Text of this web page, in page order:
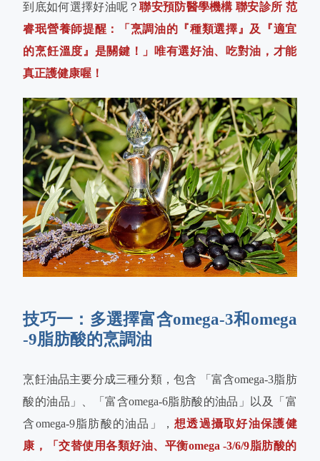
到底如何選擇好油呢？聯安預防醫學機構 聯安診所 范
睿珉營養師提醒：「烹調油的『種類選擇』及『適宜
的烹飪溫度』是關鍵！」唯有選好油、吃對油，才能
真正護健康喔！
技巧一：多選擇富含omega-3和omega
-9脂肪酸的烹調油
烹飪油品主要分成三種分類，包含 「富含omega-3脂肪
酸的油品」、「富含omega-6脂肪酸的油品」以及「富
含omega-9脂肪酸的油品」，想透過攝取好油保護健
康，「交替使用各類好油、平衡omega -3/6/9脂肪酸的